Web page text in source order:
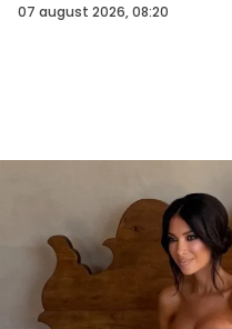
07 august 2026, 08:20